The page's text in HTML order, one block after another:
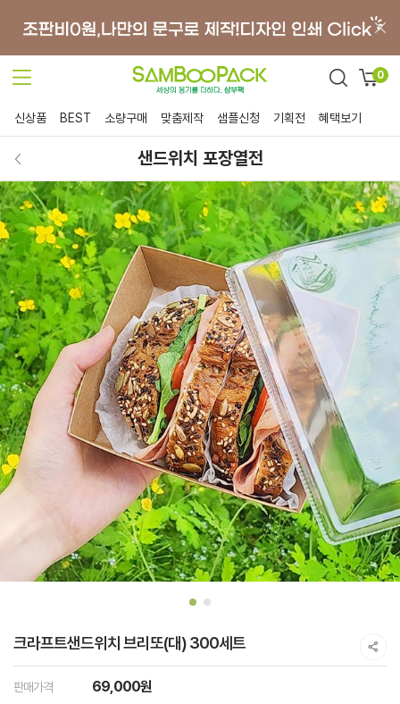
0
신상품 BEST 소량구매 맞춤제작 샘플신청 기획전 혜택보기
샌드위치 포장열전
크라프트샌드위치 브리또(대) 300세트
판매가격 69,000원